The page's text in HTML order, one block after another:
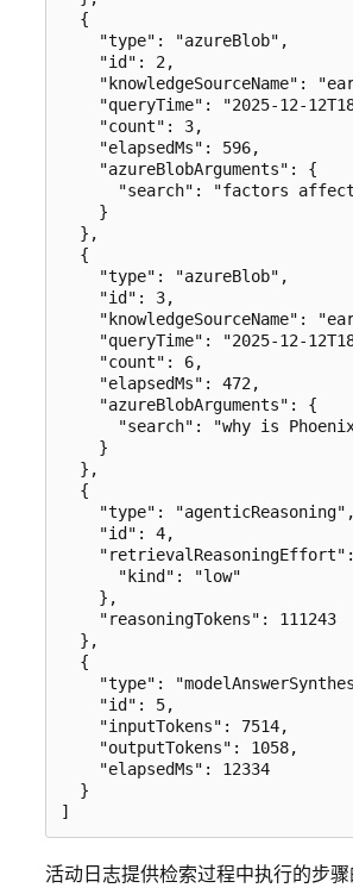
  {
    "type": "azureBlob",
    "id": 2,
"knowledgeSourceName":
"queryTime": "2025-12-
    "count": 3,
    "elapsedMs": 596,
    "azureBlobArguments": {
"search": "factors
    }
  },
  {
    "type": "azureBlob",
    "id": 3,
"knowledgeSourceName":
"queryTime": "2025-12-
    "count": 6,
    "elapsedMs": 472,
    "azureBlobArguments": {
"search": "why is
    }
  },
  {
    "type": "agenticReasoning",
    "id": 4,
      "kind": "low"
    },
    "reasoningTokens": 111243
  },
  {
"type":
    "id": 5,
    "inputTokens": 7514,
    "outputTokens": 1058,
    "elapsedMs": 12334
  }
活动日志提供检索过程中执行的步